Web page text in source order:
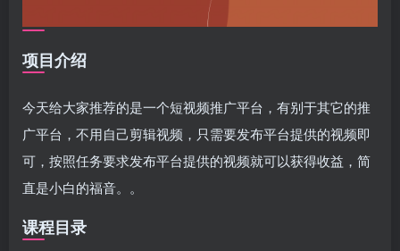
项目介绍
今天给大家推荐的是一个短视频推广平台，有别于其它的推
广平台，不用自己剪辑视频，只需要发布平台提供的视频即
可，按照任务要求发布平台提供的视频就可以获得收益，简
直是小白的福音。。
课程目录